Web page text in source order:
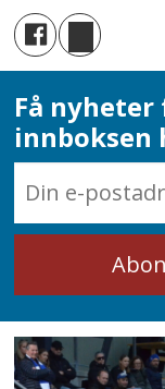
Få
innboksen